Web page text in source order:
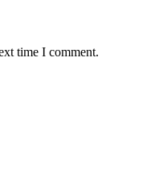
time I comment.